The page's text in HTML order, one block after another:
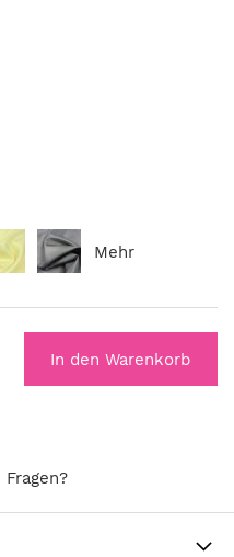
Mehr
In den Warenkorb
Fragen?